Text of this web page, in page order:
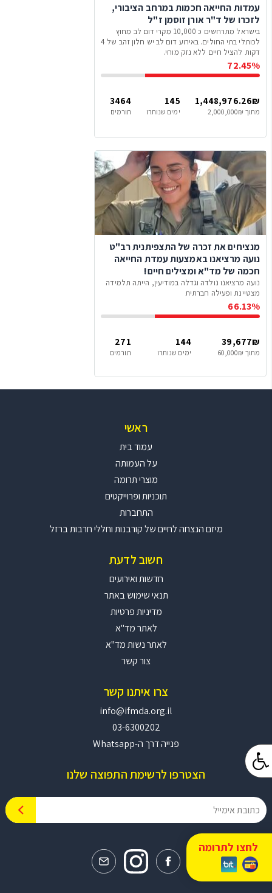
לחצו לתרומה
עמדות החייאה חכמות במרחב הציבורי,
לזכרו של ד"ר אורן זוסמן ז"ל
בישראל מתרחשים כ 10,000 מקרי דום לב מחוץ
לכותלי בתי החולים. באירוע דום לב יש חלון זהב של 4
דקות להציל חיים ללא נזק מוחי.
72.45%
1,448,976.26₪
מתוך 2,000,000₪
145
ימים שנותרו
3464
תורמים
מנציחים את זכרה של התצפיתנית רב"ט
נועה מרציאנו באמצעות עמדת החייאה
חכמה של מד"א ומצילים חיים!
נועה מרציאנו נולדה וגדלה במודיעין, הייתה תלמידה
מצטיינת ופעילה חברתית
66.13%
39,677₪
מתוך 60,000₪
144
ימים שנותרו
271
תורמים
ראשי
עמוד בית
על העמותה
מוצרי תרומה
תוכניות ופרוייקטים
התחברות
מיזם הנצחה לחיים של קורבנות וחללי חרבות ברזל
חשוב לדעת
חדשות ואירועים
תנאי שימוש באתר
מדיניות פרטיות
לאתר מד"א
לאתר נשות מד"א
צור קשר
צרו איתנו קשר
info@ifmda.org.il
03-6300202
פנייה דרך ה-Whatsapp
הצטרפו לרשימת התפוצה שלנו